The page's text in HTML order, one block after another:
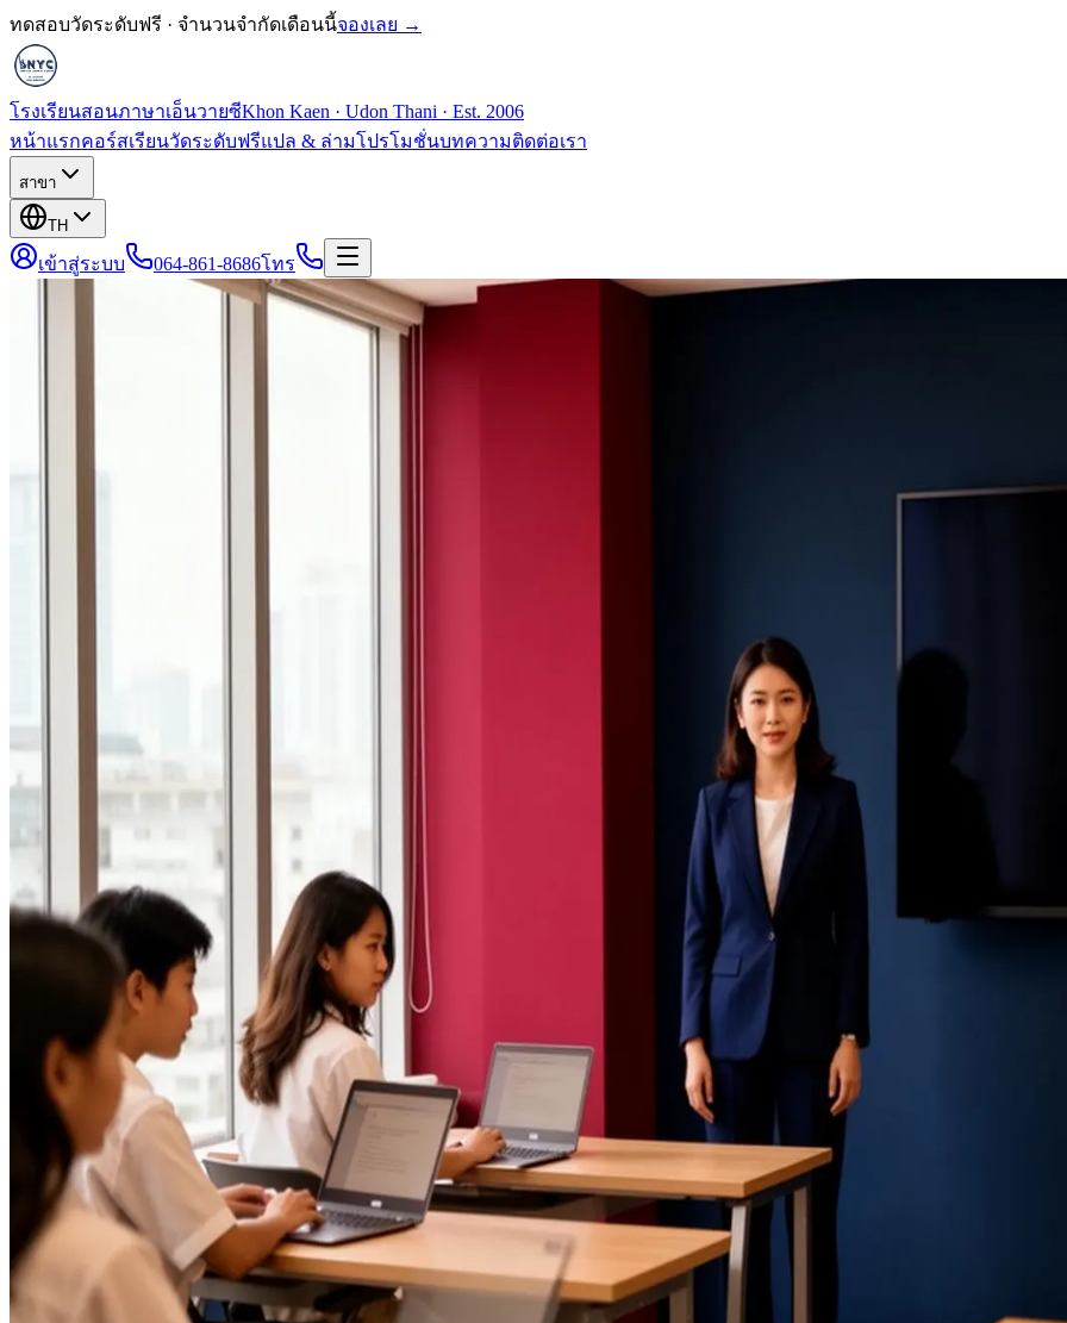
ทดสอบวัดระดับฟรี · จำนวนจำกัดเดือนนี้จองเลย →
โรงเรียนสอนภาษาเอ็นวายซีKhon Kaen · Udon Thani · Est. 2006
หน้าแรกคอร์สเรียนวัดระดับฟรีแปล & ล่ามโปรโมชั่นบทความติดต่อเรา
สาขา
TH
เข้าสู่ระบบ 064-861-8686โทร